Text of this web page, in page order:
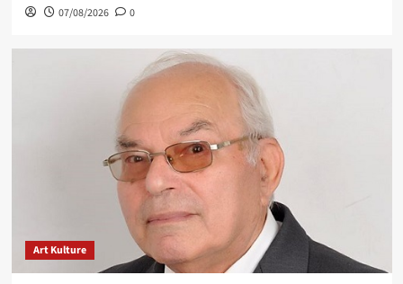
07/08/2026 0
Art Kulture